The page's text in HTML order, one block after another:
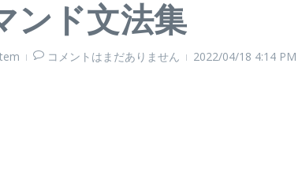
ンド文法集
コメントはまだありません 2022/04/18 4:14 PM